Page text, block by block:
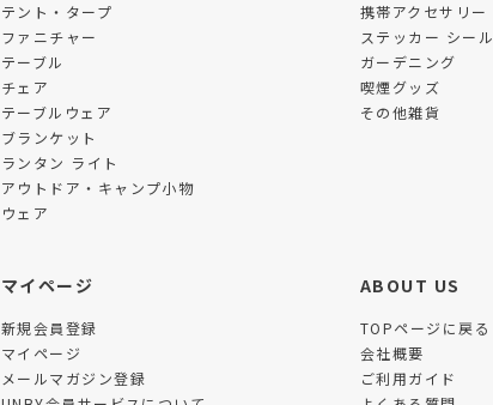
テント・タープ
ファニチャー
テーブル
チェア
テーブルウェア
ブランケット
ランタン ライト
アウトドア・キャンプ小物
ウェア
携帯アクセサリー
ステッカー シール
ガーデニング
喫煙グッズ
その他雑貨
マイページ
新規会員登録
マイページ
メールマガジン登録
ABOUT US
TOPページに戻る
会社概要
ご利用ガイド